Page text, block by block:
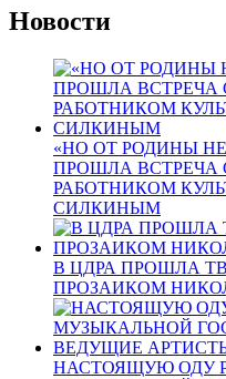
Новости
«НО ОТ РОДИНЫ
ПРОШЛА
РАБОТНИКОМ
СИЛКИНЫМ
В ЦДРА ПРОШЛА
ПРОЗАИКОМ
НАСТОЯЩУЮ ОДУ